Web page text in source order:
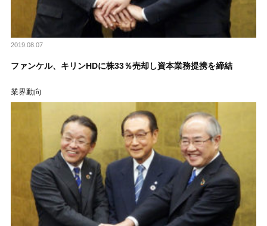
2019.08.07
ファンケル、キリンHDに株33％売却し資本業務提携を締結
業界動向